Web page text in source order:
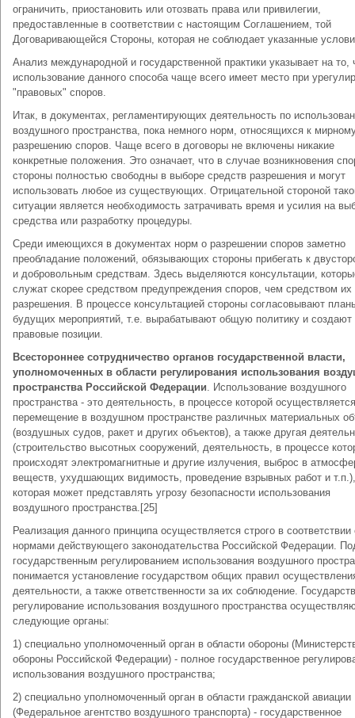
ограничить, приостановить или отозвать права или привилегии,
предоставленные в соответствии с настоящим Соглашением, той
Договаривающейся Стороны, которая не соблюдает указанные
Анализ международной и государственной практики указывает на то,
использование данного способа чаще всего имеет место при
"правовых" споров.
Итак, в документах, регламентирующих деятельность по
воздушного пространства, пока немного норм, относящихся к
разрешению споров. Чаще всего в договоры не включены никакие
конкретные положения. Это означает, что в случае возникновения
стороны полностью свободны в выборе средств разрешения и могут
использовать любое из существующих. Отрицательной стороной
ситуации является необходимость затрачивать время и усилия на
средства или разработку процедуры.
Среди имеющихся в документах норм о разрешении споров заметно
преобладание положений, обязывающих стороны прибегать к
и добровольным средствам. Здесь выделяются консультации,
служат скорее средством предупреждения споров, чем средством их
разрешения. В процессе консультацией стороны согласовывают
будущих мероприятий, т.е. вырабатывают общую политику и
правовые позиции.
Всестороннее сотрудничество органов государственной власти,
уполномоченных в области регулирования использования
пространства Российской Федерации. Использование воздушного
пространства - это деятельность, в процессе которой осуществляется
перемещение в воздушном пространстве различных материальных
(воздушных судов, ракет и других объектов), а также другая
(строительство высотных сооружений, деятельность, в процессе
происходят электромагнитные и другие излучения, выброс в
веществ, ухудшающих видимость, проведение взрывных работ и т.п.),
которая может представлять угрозу безопасности использования
воздушного пространства.[25]
Реализация данного принципа осуществляется строго в соответствии
нормами действующего законодательства Российской Федерации.
государственным регулированием использования воздушного
понимается установление государством общих правил
деятельности, а также ответственности за их соблюдение.
регулирование использования воздушного пространства
следующие органы:
1) специально уполномоченный орган в области обороны
обороны Российской Федерации) - полное государственное
использования воздушного пространства;
2) специально уполномоченный орган в области гражданской авиации
(Федеральное агентство воздушного транспорта) - государственное